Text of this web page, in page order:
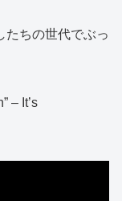
たちの世代でぶっ
– It’s